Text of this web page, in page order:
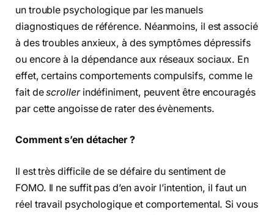
un trouble psychologique par les manuels
diagnostiques de référence. Néanmoins, il est associé
à des troubles anxieux, à des symptômes dépressifs
ou encore à la dépendance aux réseaux sociaux. En
effet, certains comportements compulsifs, comme le
fait descrollerindéfiniment, peuvent être encouragés
par cette angoisse de rater des évènements.
Comment s’en détacher ?
Il est très difficile de se défaire du sentiment de
FOMO. Il ne suffit pas d’en avoir l’intention, il faut un
réel travail psychologique et comportemental. Si vous